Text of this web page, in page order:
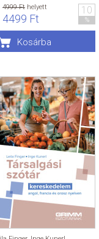
4999 Ft helyett
4499 Ft
10
%
Kosárba